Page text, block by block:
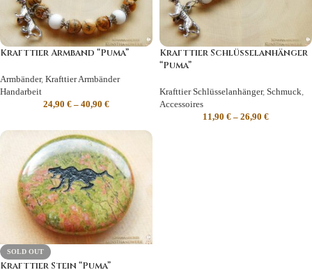
Krafttier Armband “Puma”
Armbänder, Krafttier Armbänder
Handarbeit
24,90 € – 40,90 €
Krafttier Schlüsselanhänger
“Puma”
Krafttier Schlüsselanhänger, Schmuck
Accessoires
11,90 € – 26,90 €
SOLD OUT
Krafttier Stein “Puma”